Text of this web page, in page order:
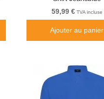
59,99 €TVA incluse
Ajouter au panier